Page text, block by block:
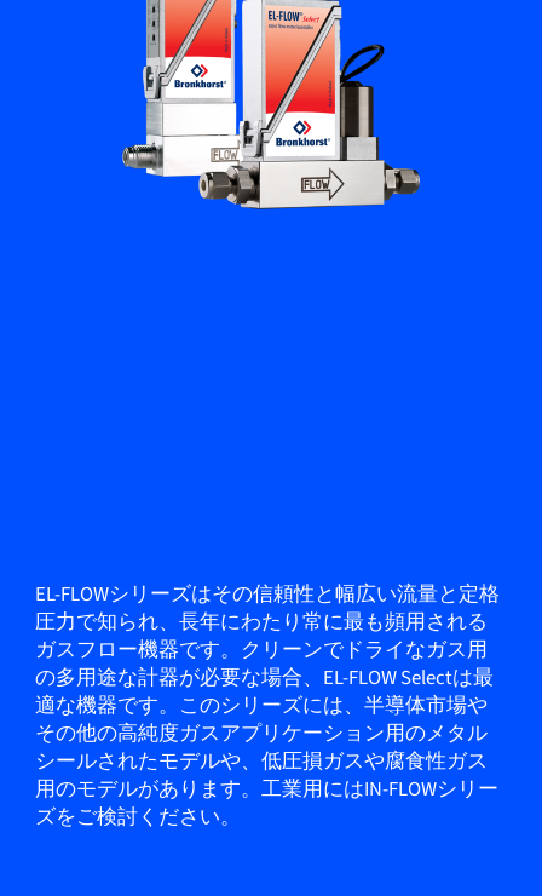
EL-FLOWシリーズはその信頼性と幅広い流量と定格
圧力で知られ、長年にわたり常に最も頻用される
ガスフロー機器です。クリーンでドライなガス用
の多用途な計器が必要な場合、EL-FLOW Selectは最
適な機器です。このシリーズには、半導体市場や
その他の高純度ガスアプリケーション用のメタル
シールされたモデルや、低圧損ガスや腐食性ガス
用のモデルがあります。工業用にはIN-FLOWシリー
ズをご検討ください。